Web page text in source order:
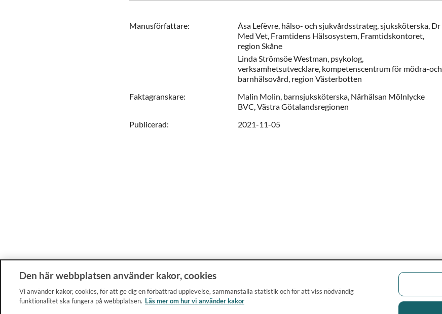
Manusförfattare: Åsa Lefèvre, hälso- och sjukvårdsstrateg, sjuksköterska, Dr
Med Vet, Framtidens Hälsosystem, Framtidskontoret,
region Skåne
LindaStrömsöe Westman, psykolog,
verksamhetsutvecklare, kompetenscentrum för mödra-och
barnhälsovård, region Västerbotten
Faktagranskare: Malin Molin, barnsjuksköterska, Närhälsan Mölnlycke
BVC,Västra Götalandsregionen
Publicerad: 2021-11-05
Den här webbplatsen använder kakor, cookies
Vi använder kakor, cookies, för att ge dig en förbättrad upplevelse, sammanställa statistik och för att viss nödvändig
funktionalitet ska fungera på webbplatsen. Läs mer om hur vi använder kakor